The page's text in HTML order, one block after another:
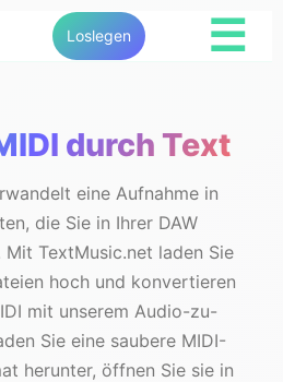
Loslegen ☰
durch Text
eine Aufnahme in
die Sie in Ihrer DAW
TextMusic.net laden Sie
hoch und konvertieren
mit unserem Audio-zu-
Sie eine saubere MIDI-
herunter, öffnen Sie sie in